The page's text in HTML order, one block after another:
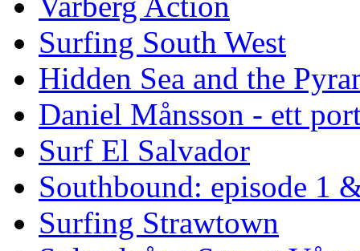
Surfing South West
Hidden Sea and the
Daniel Månsson - ett
Surf El Salvador
Southbound: episode 1
Surfing Strawtown